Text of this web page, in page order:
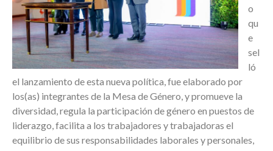
o
qu
e
sel
ló
el lanzamiento de esta nueva política, fue elaborado por
los(as) integrantes de la Mesa de Género, y promueve la
diversidad, regula la participación de género en puestos de
liderazgo, facilita a los trabajadores y trabajadoras el
equilibrio de sus responsabilidades laborales y personales,